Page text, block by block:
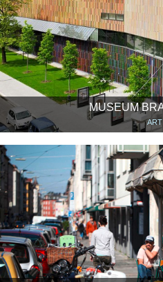
MUSEUM
ART